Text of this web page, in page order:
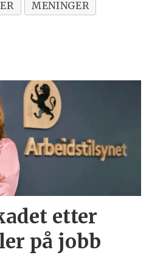
MENINGER
etter
på jobb